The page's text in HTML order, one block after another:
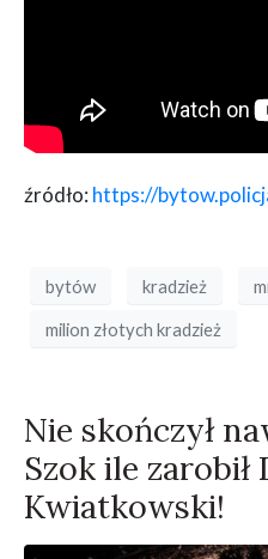
źródło: https://
bytów kradzież
milion złotych kradzież
Nie skończył
Szok ile zarobił
Kwiatkowski!